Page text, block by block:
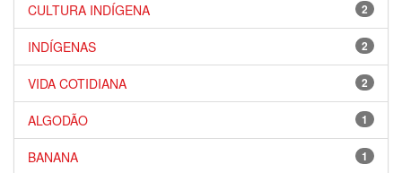
2
CULTURA INDÍGENA
2
INDÍGENAS
2
VIDA COTIDIANA
1
ALGODÃO
1
BANANA